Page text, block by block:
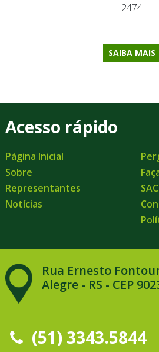
2474
SAIBA MAIS
Acesso rápido
Página Inicial
Sobre
Representantes
Notícias
SAC
Rua Ernesto
Alegre - RS - CEP
(51) 3343.5844